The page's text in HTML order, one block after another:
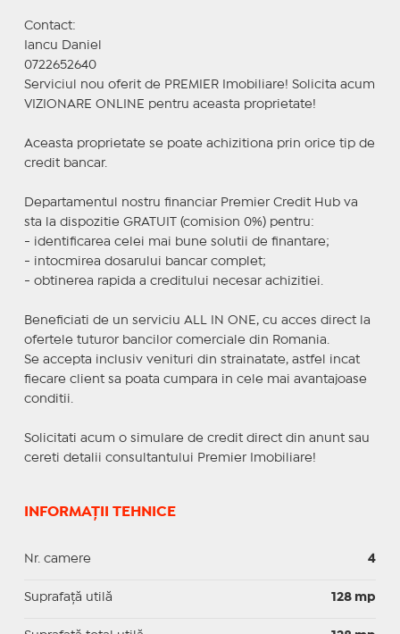
Contact:
Iancu Daniel
0722652640
Serviciul nou oferit de PREMIER Imobiliare! Solicita acum
VIZIONARE ONLINE pentru aceasta proprietate!
Aceasta proprietate se poate achizitiona prin orice tip de
credit bancar.
Departamentul nostru financiar Premier Credit Hub va
sta la dispozitie GRATUIT (comision 0%) pentru:
- identificarea celei mai bune solutii de finantare;
- intocmirea dosarului bancar complet;
- obtinerea rapida a creditului necesar achizitiei.
Beneficiati de un serviciu ALL IN ONE, cu acces direct la
ofertele tuturor bancilor comerciale din Romania.
Se accepta inclusiv venituri din strainatate, astfel incat
fiecare client sa poata cumpara in cele mai avantajoase
conditii.
Solicitati acum o simulare de credit direct din anunt sau
cereti detalii consultantului Premier Imobiliare!
INFORMAȚII TEHNICE
Nr. camere 4
Suprafaţă utilă 128 mp